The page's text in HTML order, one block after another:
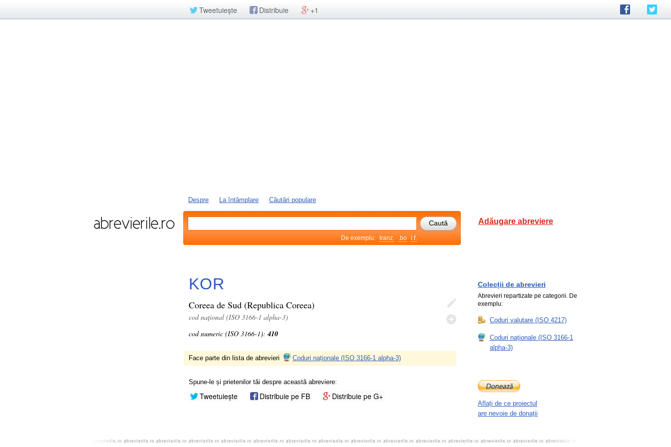
Tweetuiește Distribuie +1
Despre La întâmplare Căutări populare
De exemplu: tranz. .bo i.f.
Adăugare abreviere
KOR
Coreea de Sud (Republica Coreea)
cod național (ISO 3166-1 alpha-3)
cod numeric (ISO 3166-1): 410
Face parte din lista de abrevieri Coduri naționale (ISO 3166-1 alpha-3)
Spune-le și prietenilor tăi despre această abreviere:
Tweetuiește Distribuie pe FB Distribuie pe G+
Colecții de abrevieri
Abrevieri repartizate pe categorii. De
exemplu:
Coduri valutare (ISO 4217)
Coduri naționale (ISO 3166-1
alpha-3)
Aflați de ce proiectul
are nevoie de donații